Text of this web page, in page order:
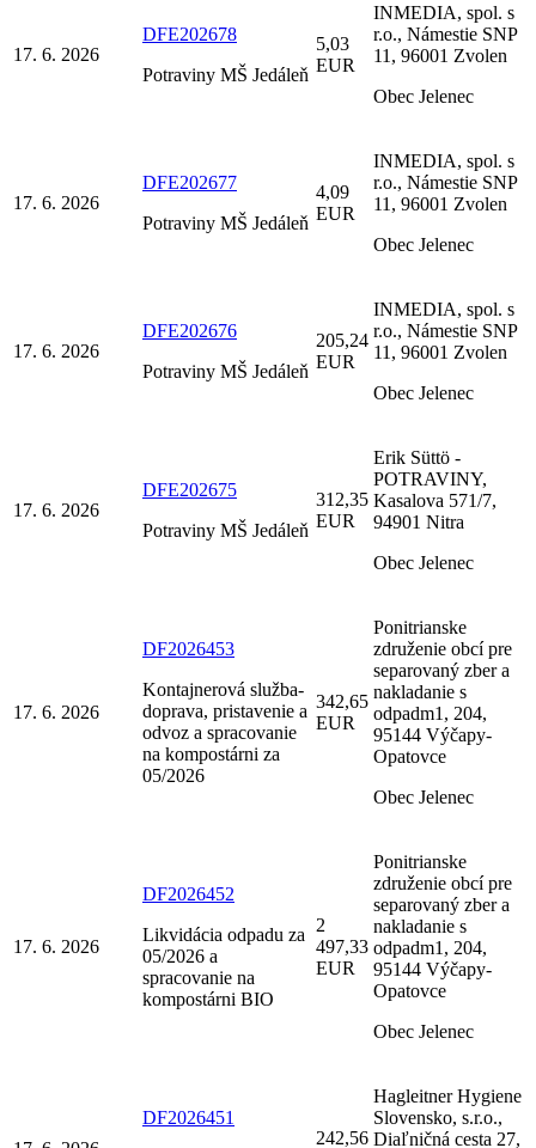
17. 6. 2026
DFE202678
Potraviny MŠ Jedáleň
5,03
EUR
INMEDIA, spol. s
r.o., Námestie SNP
11, 96001 Zvolen
Obec Jelenec
17. 6. 2026
DFE202677
Potraviny MŠ Jedáleň
4,09
EUR
INMEDIA, spol. s
r.o., Námestie SNP
11, 96001 Zvolen
Obec Jelenec
17. 6. 2026
DFE202676
Potraviny MŠ Jedáleň
205,24
EUR
INMEDIA, spol. s
r.o., Námestie SNP
11, 96001 Zvolen
Obec Jelenec
17. 6. 2026
DFE202675
Potraviny MŠ Jedáleň
312,35
EUR
Erik Süttö -
POTRAVINY,
Kasalova 571/7,
94901 Nitra
Obec Jelenec
17. 6. 2026
DF2026453
Kontajnerová služba-
doprava, pristavenie a
odvoz a spracovanie
na kompostárni za
05/2026
342,65
EUR
Ponitrianske
združenie obcí pre
separovaný zber a
nakladanie s
odpadm1, 204,
95144 Výčapy-
Opatovce
Obec Jelenec
17. 6. 2026
DF2026452
Likvidácia odpadu za
05/2026 a
spracovanie na
kompostárni BIO
2
497,33
EUR
Ponitrianske
združenie obcí pre
separovaný zber a
nakladanie s
odpadm1, 204,
95144 Výčapy-
Opatovce
Obec Jelenec
DF2026451
242,56
Hagleitner Hygiene
Slovensko, s.r.o.,
Diaľničná cesta 27,